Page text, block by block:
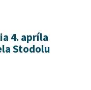
4. apríla
Stodolu